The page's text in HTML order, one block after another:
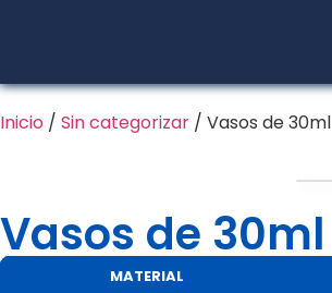
Inicio / Sin categorizar / Vasos de 30ml
Vasos de 30ml
MATERIAL